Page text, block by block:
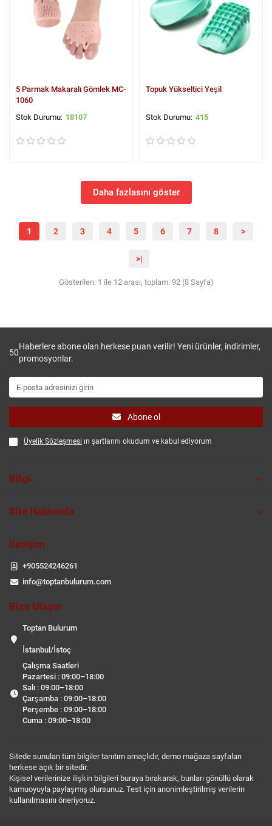
5 Parmak Makaralı Gömlek MC-
1060
18107
Topuk Yükseltici Yeşil
415
Daha fazlasını göster
1 2 3 4 5 6 7 8 >
>|
Gösterilen: 1 ile 12 arası, toplam: 92 (8 Sayfa)
50
Haberlere abone olan herkese puan verilir! Yeni ürünler, indirimler,
promosyonlar.
Abone ol
Üyelik Sözleşmesi ın şartlarını okudum ve kabul ediyorum
Bilgi
Site Hakkında
İletişim
+905524246261
info@toptanbulurum.com
Bize Ulaşın
Toptan Bulurum
İstanbul/İstoç
Çalışma Saatleri
Pazartesi : 09:00–18:00
Salı : 09:00–18:00
Çarşamba : 09:00–18:00
Perşembe : 09:00–18:00
Cuma : 09:00–18:00
Sitede sunulan tüm bilgiler tanıtım amaçlıdır, demo mağaza sayfaları
herkese açık bir sitedir.
Kişisel verilerinize ilişkin bilgileri buraya bırakarak, bunları gönüllü olarak
kamuoyuyla paylaşmış olursunuz. Test için anonimleştirilmiş verilerin
kullanılmasını öneriyoruz.